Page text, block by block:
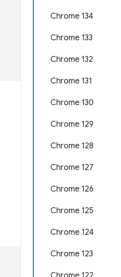
Chrome 134
Chrome 133
Chrome 132
Chrome 131
Chrome 130
Chrome 129
Chrome 128
Chrome 127
Chrome 126
Chrome 125
Chrome 124
Chrome 123